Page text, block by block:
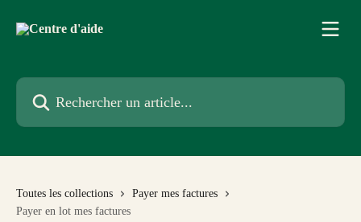
Rechercher un article...
Toutes les collections
Payer mes factures
Payer en lot mes factures